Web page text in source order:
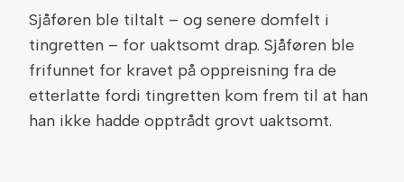
Sjåføren ble tiltalt – og senere domfelt i
tingretten – for uaktsomt drap. Sjåføren ble
frifunnet for kravet på oppreisning fra de
etterlatte fordi tingretten kom frem til at han
han ikke hadde opptrådt grovt uaktsomt.